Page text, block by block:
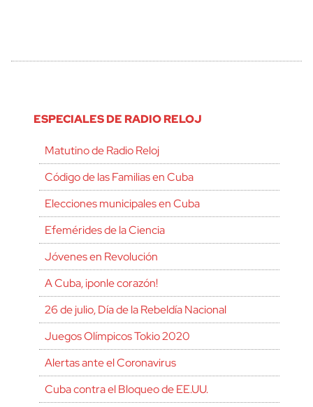
ESPECIALES DE RADIO RELOJ
Matutino de Radio Reloj
Código de las Familias en Cuba
Elecciones municipales en Cuba
Efemérides de la Ciencia
Jóvenes en Revolución
A Cuba, ¡ponle corazón!
26 de julio, Día de la Rebeldía Nacional
Juegos Olímpicos Tokio 2020
Alertas ante el Coronavirus
Cuba contra el Bloqueo de EE.UU.